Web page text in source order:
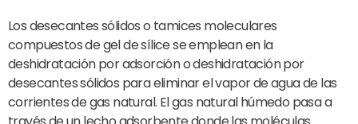
Los desecantes sólidos o tamices moleculares
compuestos de gel de sílice se emplean en la
deshidratación por adsorción o deshidratación por
desecantes sólidos para eliminar el vapor de agua de las
corrientes de gas natural. El gas natural húmedo pasa a